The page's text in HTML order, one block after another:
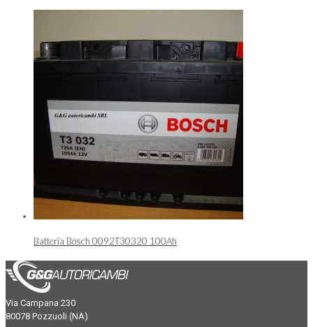
Batteria Bosch 0092T30320 100Ah
Via Campana 230
80078 Pozzuoli (NA)